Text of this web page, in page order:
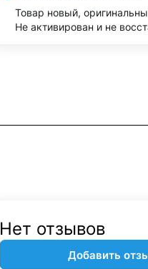
Товар новый,
Не активирован и не
Нет отзывов
Добавить